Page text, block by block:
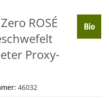
ROSÉ
Proxy-
46032